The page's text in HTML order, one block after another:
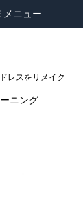
レスをリメイク
メニュー
ニング